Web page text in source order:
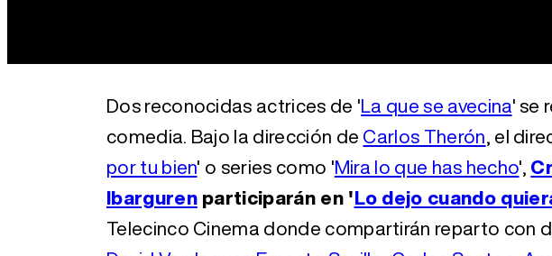
Dos reconocidas actrices de 'La que se avecina' se
comedia. Bajo la dirección deCarlos Therón, el
por tu bien' o series como 'Mira lo que has hecho',
Ibargurenparticiparán en 'Lo dejo cuando
Telecinco Cinema donde compartirán reparto con